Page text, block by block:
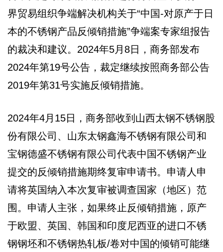
界贸易组织争端解决机构关于“中国-对原产于日
本的不锈钢产品反倾销措施”争端案专家组报告
的裁决和建议。2024年5月8日，商务部发布
2024年第19号公告，裁定继续按照商务部公告
2019年第31号实施反倾销措施。
2024年4月15日，商务部收到山西太钢不锈钢股
份有限公司、山东太钢鑫海不锈钢有限公司和
宝钢德盛不锈钢有限公司代表中国不锈钢产业
提交的反倾销措施期终复审申请书。申请人申
请将英国纳入本次复审被调查国家（地区）范
围。申请人主张，如果终止反倾销措施，原产
于欧盟、英国、韩国和印度尼西亚的进口不锈
钢钢坯和不锈钢热轧板/卷对中国的倾销可能继